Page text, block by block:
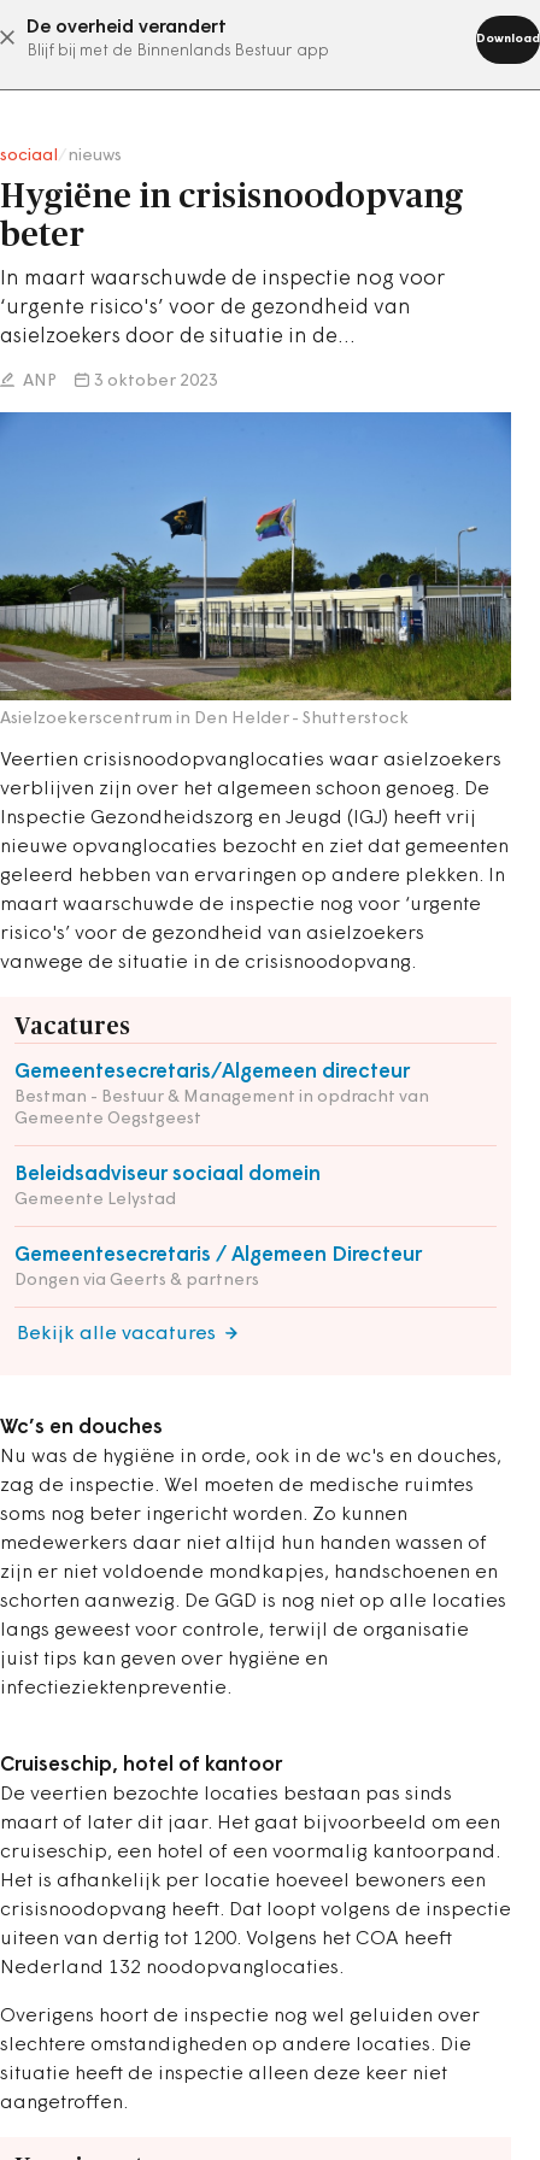
De overheid verandert
Blijf bij met de Binnenlands Bestuur app
Download
abonneer nu
sociaal nieuws
Hygiëne in crisisnoodopvang
beter
In maart waarschuwde de inspectie nog voor
‘urgente risico's’ voor de gezondheid van
asielzoekers door de situatie in de…
ANP 3 oktober 2023
Asielzoekerscentrum in Den Helder - Shutterstock
Veertien crisisnoodopvanglocaties waar asielzoekers
verblijven zijn over het algemeen schoon genoeg. De
Inspectie Gezondheidszorg en Jeugd (IGJ) heeft vrij
nieuwe opvanglocaties bezocht en ziet dat gemeenten
geleerd hebben van ervaringen op andere plekken. In
maart waarschuwde de inspectie nog voor ‘urgente
risico's’ voor de gezondheid van asielzoekers
vanwege de situatie in de crisisnoodopvang.
Vacatures
Gemeentesecretaris/Algemeen directeur
Bestman - Bestuur & Management in opdracht van
Gemeente Oegstgeest
Beleidsadviseur sociaal domein
Gemeente Lelystad
Gemeentesecretaris / Algemeen Directeur
Dongen via Geerts & partners
Bekijk alle vacatures
Wc’s en douches
Nu was de hygiëne in orde, ook in de wc's en douches,
zag de inspectie. Wel moeten de medische ruimtes
soms nog beter ingericht worden. Zo kunnen
medewerkers daar niet altijd hun handen wassen of
zijn er niet voldoende mondkapjes, handschoenen en
schorten aanwezig. De GGD is nog niet op alle locaties
langs geweest voor controle, terwijl de organisatie
juist tips kan geven over hygiëne en
infectieziektenpreventie.
Cruiseschip, hotel of kantoor
De veertien bezochte locaties bestaan pas sinds
maart of later dit jaar. Het gaat bijvoorbeeld om een
cruiseschip, een hotel of een voormalig kantoorpand.
Het is afhankelijk per locatie hoeveel bewoners een
crisisnoodopvang heeft. Dat loopt volgens de inspectie
uiteen van dertig tot 1200. Volgens het COA heeft
Nederland 132 noodopvanglocaties.
Overigens hoort de inspectie nog wel geluiden over
slechtere omstandigheden op andere locaties. Die
situatie heeft de inspectie alleen deze keer niet
aangetroffen.